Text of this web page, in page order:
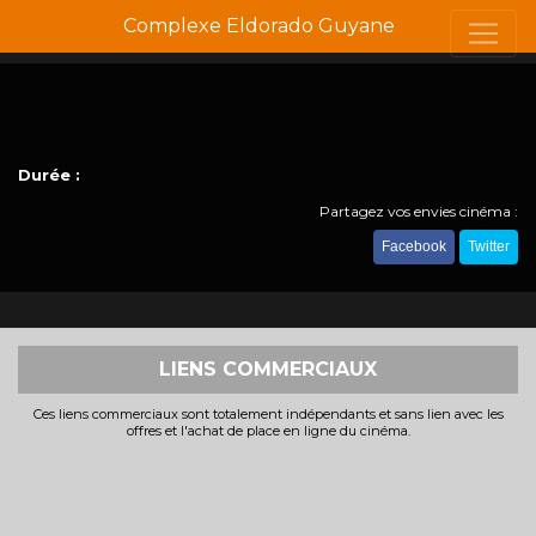
Complexe Eldorado Guyane
Durée :
Partagez vos envies cinéma :
Facebook Twitter
LIENS COMMERCIAUX
Ces liens commerciaux sont totalement indépendants et sans lien avec les
offres et l'achat de place en ligne du cinéma.